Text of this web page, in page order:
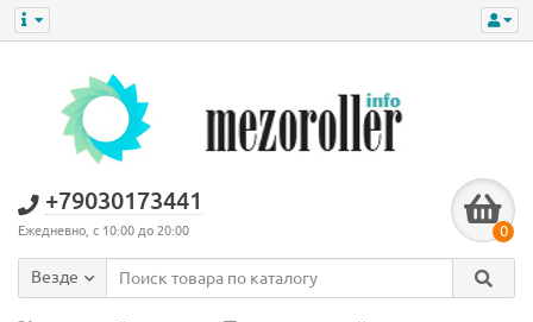
+79030173441
Ежедневно, с 10:00 до 20:00 0
Везде